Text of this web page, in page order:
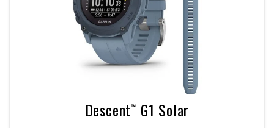
Descent™ G1 Solar